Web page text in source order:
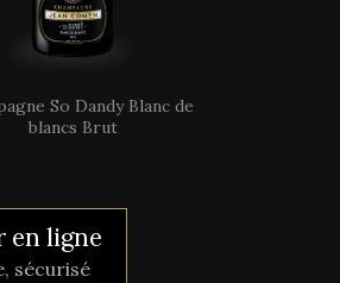
So Dandy Blanc de
blancs Brut
en ligne
sécurisé